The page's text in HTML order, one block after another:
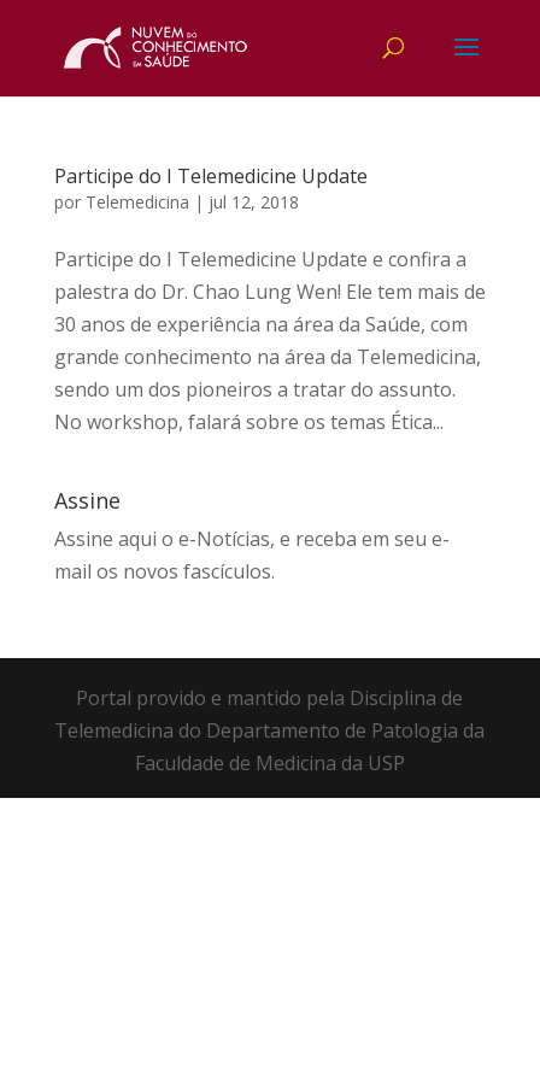
Participe do I Telemedicine Update
por Telemedicina | jul 12, 2018
Participe do I Telemedicine Update e confira a
palestra do Dr. Chao Lung Wen! Ele tem mais de
30 anos de experiência na área da Saúde, com
grande conhecimento na área da Telemedicina,
sendo um dos pioneiros a tratar do assunto.
No workshop, falará sobre os temas Ética...
Assine
Assine aqui o e-Notícias, e receba em seu e-
mail os novos fascículos.
Portal provido e mantido pela Disciplina de
Telemedicina do Departamento de Patologia da
Faculdade de Medicina da USP